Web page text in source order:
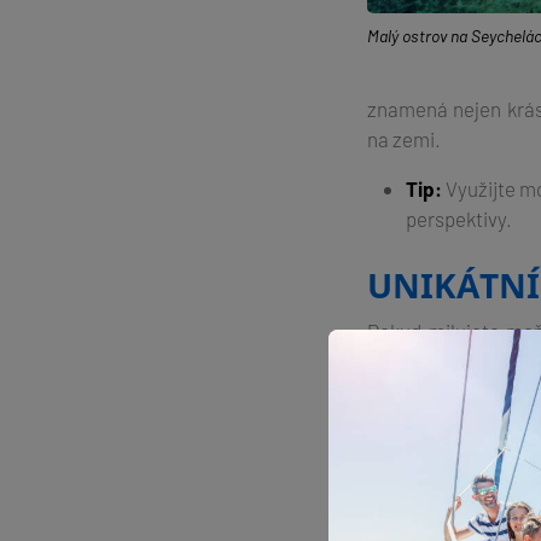
Malý ostrov na
znamená nejen
na zemi.
Tip: Využijte
perspektivy.
Pokud milujete
podmořský
rejnoky,
Marine Park
jsou
Tip pro vás:
dobrodružství
Praktická